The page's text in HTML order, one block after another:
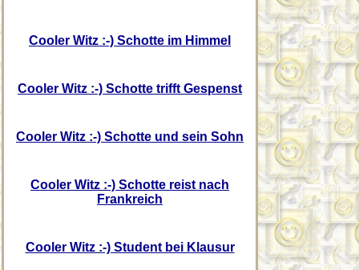
Cooler Witz :-) Schotte im Himmel
Cooler Witz :-) Schotte trifft Gespenst
Cooler Witz :-) Schotte und sein Sohn
Cooler Witz :-) Schotte reist nach
Frankreich
Cooler Witz :-) Student bei Klausur